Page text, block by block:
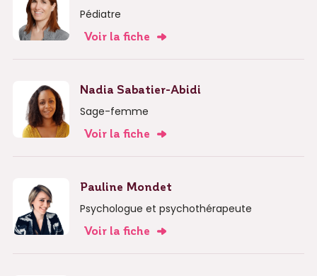
Pédiatre
Voir la fiche
Nadia Sabatier-Abidi
Sage-femme
Voir la fiche
Pauline Mondet
Psychologue et psychothérapeute
Voir la fiche